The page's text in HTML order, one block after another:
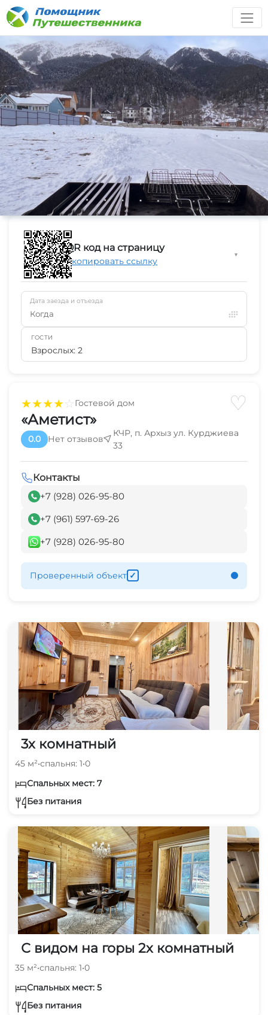
★★★★☆Гостевой дом ♡
«Аметист»
0.0 Нет отзывов
КЧР, п. Архыз ул. Курджиева
33
Контакты
+7 (928) 026-95-80
+7 (961) 597-69-26
+7 (928) 026-95-80
Проверенный объект ✓
3х комнатный
45 м²•спальня: 1•0
Спальных мест: 7
Без питания
С видом на горы 2х комнатный
35 м²•спальня: 1•0
Спальных мест: 5
Без питания
QR код на страницу
Скопировать ссылку
▼
Дата заезда и отъезда
Когда
ГОСТИ
Взрослых: 2